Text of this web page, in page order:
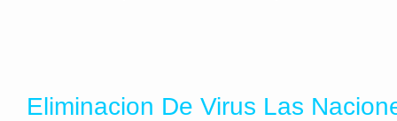
Eliminacion De Virus Las